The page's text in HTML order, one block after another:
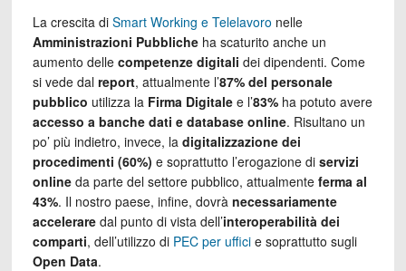
La crescita di Smart Working e Telelavoro nelle
Amministrazioni Pubblicheha scaturito anche un
aumento delle competenze digitali dei dipendenti. Come
si vede dal report, attualmente l’87% del personale
pubblico utilizza la Firma Digitalee l’83%ha potuto avere
accesso a banche dati e database online. Risultano un
po’ più indietro, invece, la digitalizzazione dei
procedimenti (60%) e soprattutto l’erogazione di servizi
onlineda parte del settore pubblico, attualmente ferma al
43%. Il nostro paese, infine, dovrà necessariamente
acceleraredal punto di vista dell’interoperabilità dei
comparti, dell’utilizzo di PEC per ufficie soprattutto sugli
Open Data.